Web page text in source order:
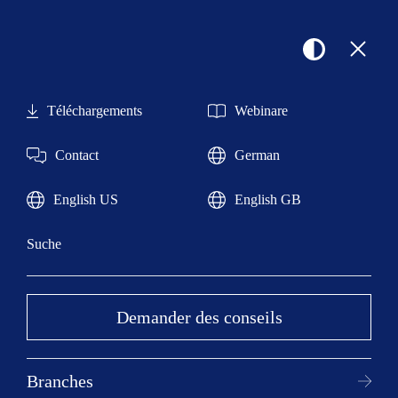
Téléchargements Webinare
Contact German
English US English GB
Suche
Demander des conseils
Branches
Chaînes industrielles et
chaînes pour palans.